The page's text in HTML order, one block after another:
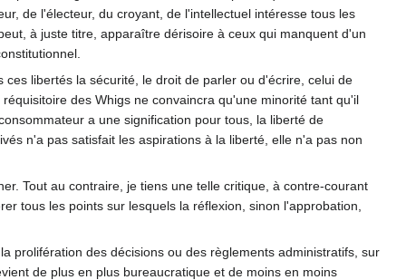
de l'électeur, du croyant, de l'intellectuel intéresse tous les
à juste titre, apparaître dérisoire à ceux qui manquent d'un
libertés la sécurité, le droit de parler ou d'écrire, celui de
des Whigs ne convaincra qu'une minorité tant qu'il
a une signification pour tous, la liberté de
n'a pas satisfait les aspirations à la liberté, elle n'a pas non
Tout au contraire, je tiens une telle critique, à contre-courant
tous les points sur lesquels la réflexion, sinon l'approbation,
prolifération des décisions ou des règlements administratifs, sur
de plus en plus bureaucratique et de moins en moins